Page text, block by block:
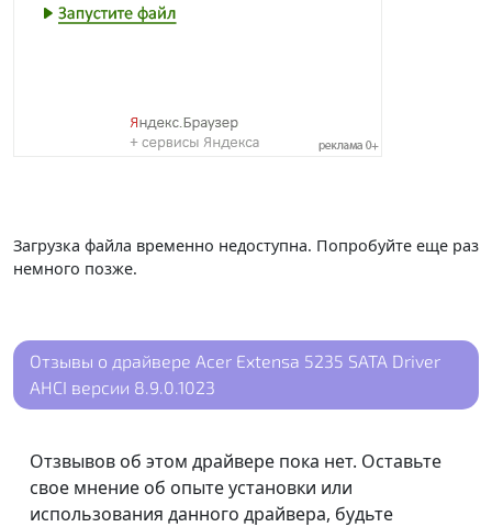
Загрузка файла временно недоступна. Попробуйте еще раз
немного позже.
Отзывы о драйвере Acer Extensa 5235 SATA Driver
AHCI версии 8.9.0.1023
Отзвывов об этом драйвере пока нет. Оставьте
свое мнение об опыте установки или
использования данного драйвера, будьте